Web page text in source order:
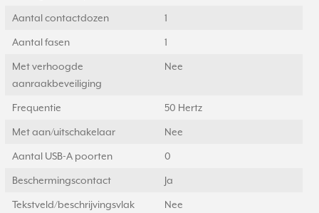
Aantal contactdozen 1
Aantal fasen 1
Met verhoogde
aanraakbeveiliging
Nee
Frequentie 50 Hertz
Met aan/uitschakelaar Nee
Aantal USB-A poorten 0
Beschermingscontact Ja
Tekstveld/beschrijvingsvlak Nee